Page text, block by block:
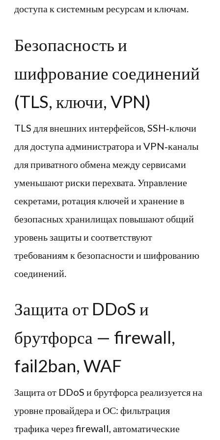
доступа к системным ресурсам и ключам.
Безопасность и
шифрование соединений
(TLS, ключи, VPN)
TLS для внешних интерфейсов, SSH‑ключи
для доступа администратора и VPN‑каналы
для приватного обмена между сервисами
уменьшают риски перехвата. Управление
секретами, ротация ключей и хранение в
безопасных хранилищах повышают общий
уровень защиты и соответствуют
требованиям к безопасности и шифрованию
соединений.
Защита от DDoS и
брутфорса — firewall,
fail2ban, WAF
Защита от DDoS и брутфорса реализуется на
уровне провайдера и ОС: фильтрация
трафика через firewall, автоматические